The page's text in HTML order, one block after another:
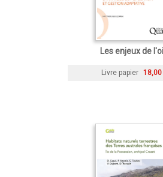
Les enjeux de
Livre papier 18,00